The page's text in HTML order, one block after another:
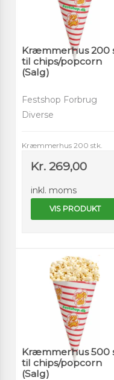
Kræmmerhus 200
til chips/popcorn
(Salg)
Festshop Forbrug
Diverse
Kræmmerhus 200 stk.
Kr. 269,00
inkl. moms
VIS PRODUKT
Kræmmerhus 500
til chips/popcorn
(Salg)